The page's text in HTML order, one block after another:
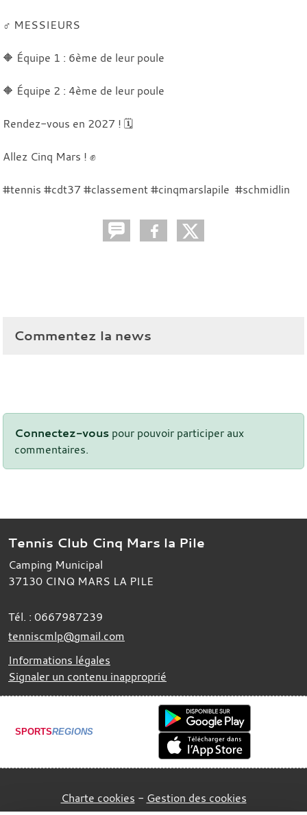
♂️ MESSIEURS
🔶 Équipe 1 : 6ème de leur poule
🔶 Équipe 2 : 4ème de leur poule
Rendez-vous en 2027 ! 🗓️
Allez Cinq Mars ! ✊
#tennis #cdt37 #classement #cinqmarslapile #schmidlin
Commentez la news
Connectez-vous pour pouvoir participer aux
commentaires.
Tennis Club Cinq Mars la Pile
Camping Municipal
37130 CINQ MARS LA PILE
Tél. : 0667987239
tenniscmlp@gmail.com
Informations légales
Signaler un contenu inapproprié
SPORTSREGIONS
Charte cookies Gestion des cookies